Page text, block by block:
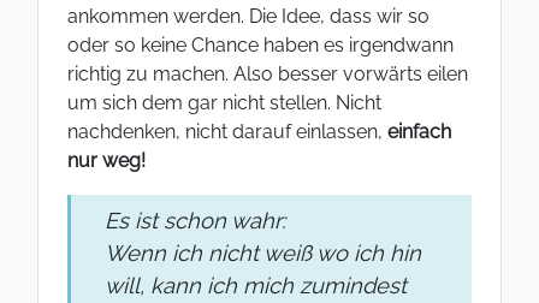
ankommen werden. Die Idee, dass wir so
oder so keine Chance haben es irgendwann
richtig zu machen. Also besser vorwärts eilen
um sich dem gar nicht stellen. Nicht
nachdenken, nicht darauf einlassen, einfach
nur weg!
Es ist schon wahr:
Wenn ich nicht weiß wo ich hin
will, kann ich mich zumindest